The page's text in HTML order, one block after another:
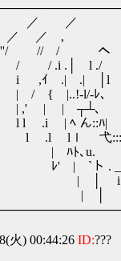
/
| | i
.ｌ
_l,.|-‐ｻﾅ
-=T
ﾊ| ん
ｿ 弋
u.
'二
‐
火) 00:44:26 ID:???